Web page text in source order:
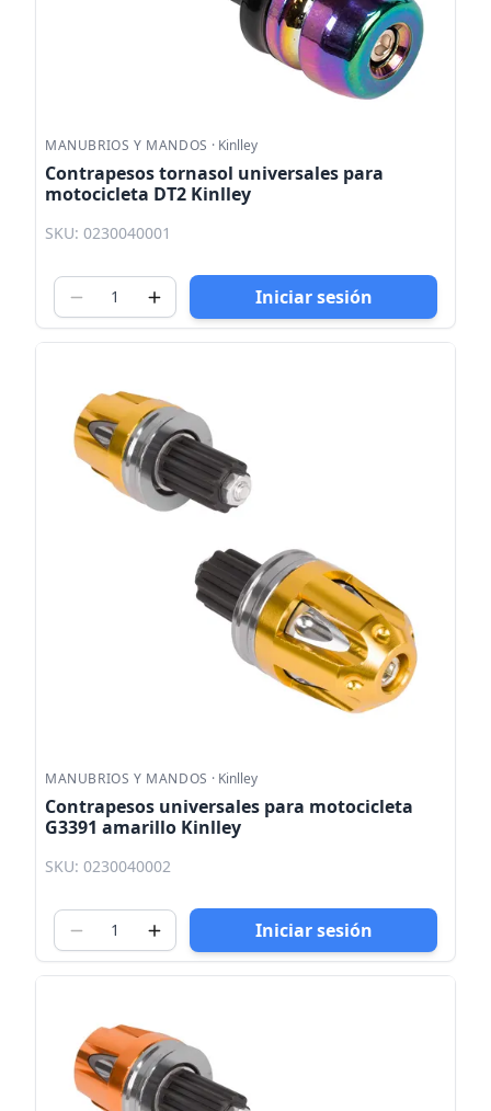
MANUBRIOS Y MANDOS · Kinlley
Contrapesos tornasol universales para
motocicleta DT2 Kinlley
SKU: 0230040001
Iniciar sesión
MANUBRIOS Y MANDOS · Kinlley
Contrapesos universales para motocicleta
G3391 amarillo Kinlley
SKU: 0230040002
Iniciar sesión